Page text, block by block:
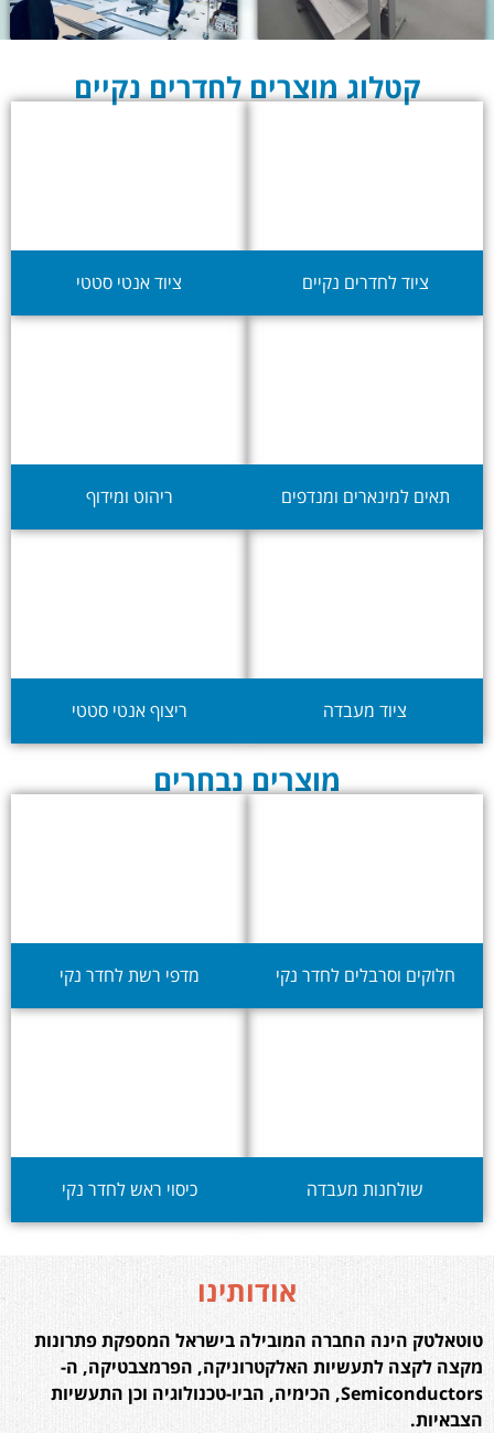
קטלוג מוצרים לחדרים נקיים
ציוד לחדרים נקיים ציוד אנטי סטטי
תאים למינארים ומנדפים ריהוט ומידוף
ציוד מעבדה ריצוף אנטי סטטי
מוצרים נבחרים
חלוקים וסרבלים לחדר נקי מדפי רשת לחדר נקי
שולחנות מעבדה כיסוי ראש לחדר נקי
אודותינו
טוטאלטק הינה החברה המובילה בישראל המספקת פתרונות
מקצה לקצה לתעשיות האלקטרוניקה, הפרמצבטיקה, ה-
Semiconductors, הכימיה, הביו-טכנולוגיה וכן התעשיות
הצבאיות.